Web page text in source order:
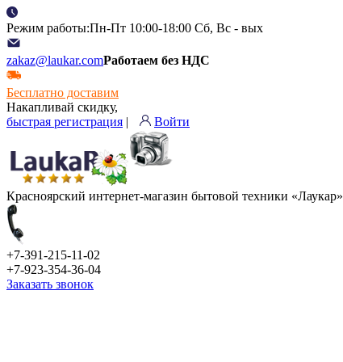
Режим работы:Пн-Пт 10:00-18:00 Сб, Вс - вых
zakaz@laukar.comРаботаем без НДС
Бесплатно доставим
Накапливай скидку,
быстрая регистрация | Войти
Красноярский интернет-магазин бытовой техники «Лаукар»
+7-391-215-11-02
+7-923-354-36-04
Заказать звонок